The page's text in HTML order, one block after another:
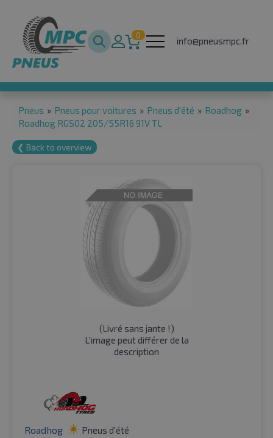
0
info@pneusmpc.fr
Pneus » Pneus pour voitures » Pneus d'été » Roadhog »
Roadhog RGS02 205/55R16 91V TL
❮ Back to overview
(Livré sans jante !)
L'image peut différer de la
description
Roadhog Pneus d'été